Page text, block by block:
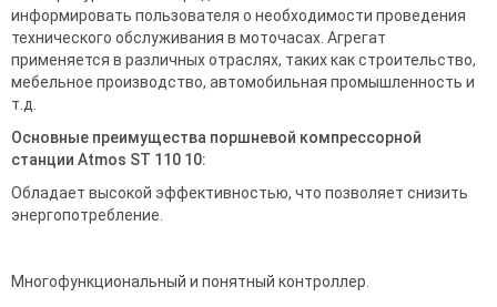
информировать пользователя о необходимости проведения
технического обслуживания в моточасах. Агрегат
применяется в различных отраслях, таких как строительство,
мебельное производство, автомобильная промышленность и
т.д.
Основные преимущества поршневой компрессорной
станции Atmos ST 110 10:
Обладает высокой эффективностью, что позволяет снизить
энергопотребление.
Многофункциональный и понятный контроллер.